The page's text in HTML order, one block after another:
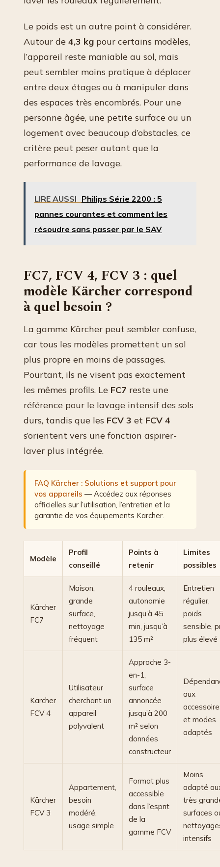
Le poids est un autre point à considérer.
Autour de 4,3 kg pour certains modèles,
l’appareil reste maniable au sol, mais
peut sembler moins pratique à déplacer
entre deux étages ou à manipuler dans
des espaces très encombrés. Pour une
personne âgée, une petite surface ou un
logement avec beaucoup d’obstacles, ce
critère peut peser autant que la
performance de lavage.
LIRE AUSSI Philips Série 2200 : 5
pannes courantes et comment les
résoudre sans passer par le SAV
FC7, FCV 4, FCV 3 : quel
modèle Kärcher correspond
à quel besoin ?
La gamme Kärcher peut sembler confuse,
car tous les modèles promettent un sol
plus propre en moins de passages.
Pourtant, ils ne visent pas exactement
les mêmes profils. Le FC7 reste une
référence pour le lavage intensif des sols
durs, tandis que les FCV 3 et FCV 4
s’orientent vers une fonction aspirer-
laver plus intégrée.
FAQ Kärcher : Solutions et support pour
vos appareils — Accédez aux réponses
officielles sur l’utilisation, l’entretien et la
garantie de vos équipements Kärcher.
Modèle
Profil
conseillé
Points à
retenir
Limites
possibles
Kärcher
FC7
Maison,
grande
surface,
nettoyage
fréquent
4 rouleaux,
autonomie
jusqu’à 45
min, jusqu’à
135 m²
Entretien
régulier,
poids
sensible,
plus élevé
Kärcher
FCV 4
Utilisateur
cherchant un
appareil
polyvalent
Approche 3-
en-1,
surface
annoncée
jusqu’à 200
m² selon
données
constructeur
aux
et modes
adaptés
Kärcher
FCV 3
Appartement,
besoin
modéré,
usage simple
Format plus
accessible
dans l’esprit
de la
gamme FCV
Moins
adapté
très
surfaces
intensifs